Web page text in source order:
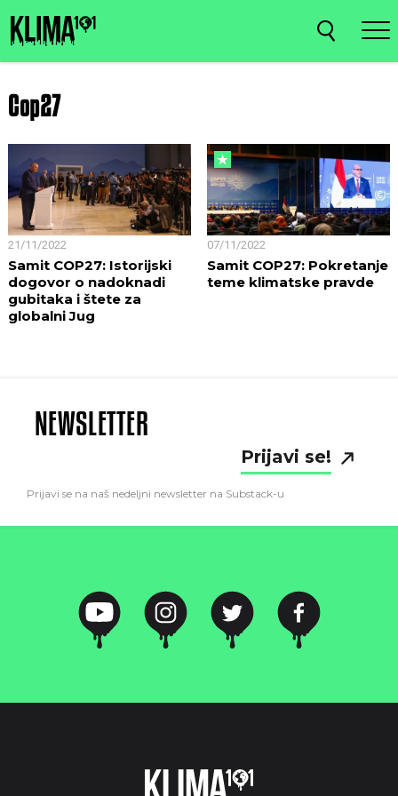
Cop27
21/11/2022
Samit COP27: Istorijski
dogovor o nadoknadi
gubitaka i štete za
globalni Jug
07/11/2022
Samit COP27: Pokretanje
teme klimatske pravde
NEWSLETTER
Prijavi se!
Prijavi se na naš nedeljni newsletter na Substack-u